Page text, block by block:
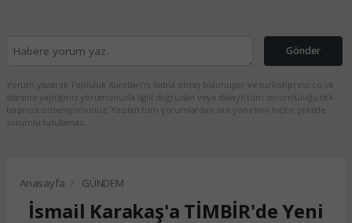
Gönder
Yorum yazarak Topluluk Kuralları’nı kabul etmiş bulunuyor ve turkishpress.co.uk
sitesine yaptığınız yorumunuzla ilgili doğrudan veya dolaylı tüm sorumluluğu tek
başınıza üstleniyorsunuz. Yazılan tüm yorumlardan site yönetimi hiçbir şekilde
sorumlu tutulamaz.
Anasayfa GÜNDEM
İsmail Karakaş'a TİMBİR'de Yeni